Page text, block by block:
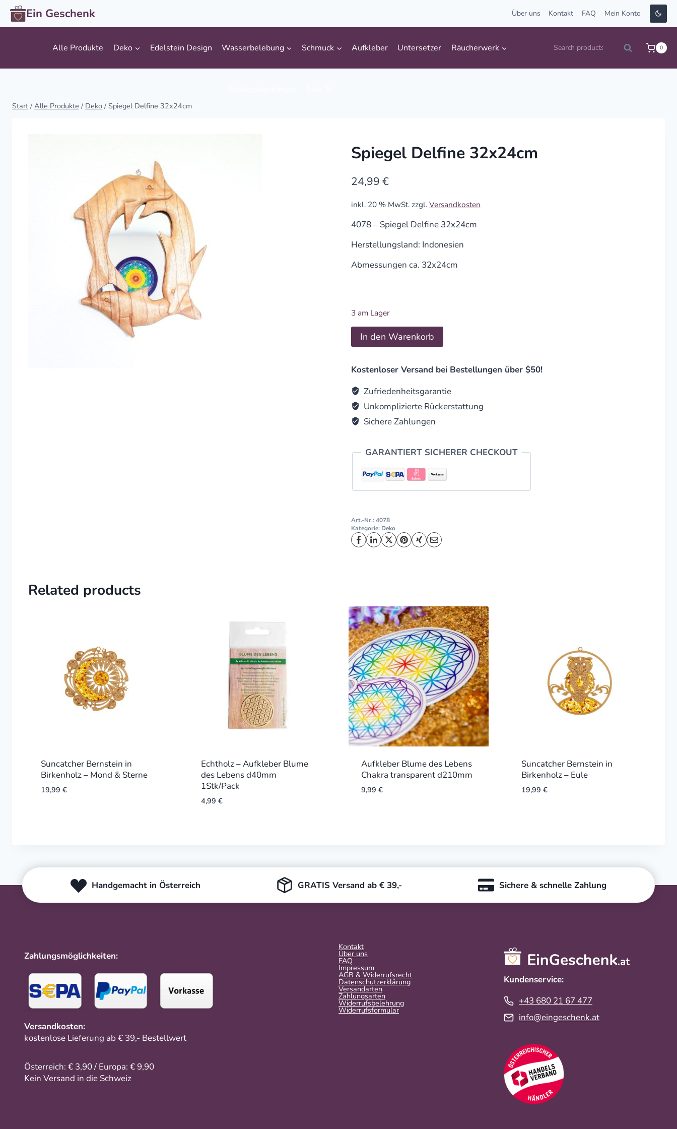
Zum
Inhalt
springen
Ein Geschenk Über uns Kontakt FAQ Mein Konto
Alle Produkte Deko Edelstein Design Wasserbelebung Schmuck Aufkleber Untersetzer Räucherwerk
Suche
Search 0
Start / Alle Produkte / Deko / Spiegel Delfine 32x24cm
Spiegel Delfine 32x24cm
24,99 €
inkl. 20 % MwSt. zzgl. Versandkosten
4078 – Spiegel Delfine 32x24cm
Herstellungsland: Indonesien
Abmessungen ca. 32x24cm
3 am Lager
Spiegel
Delfine
quantity
In den Warenkorb
Kostenloser Versand bei Bestellungen über $50!
Zufriedenheitsgarantie
Unkomplizierte Rückerstattung
Sichere Zahlungen
GARANTIERT SICHERER CHECKOUT
Art.-Nr.:4078
Kategorie: Deko
Related products
Suncatcher Bernstein in
Birkenholz – Mond & Sterne
19,99 €
Echtholz – Aufkleber Blume
des Lebens d40mm
1Stk/Pack
4,99 €
Aufkleber Blume des Lebens
Chakra transparent d210mm
9,99 €
Suncatcher Bernstein in
Birkenholz – Eule
19,99 €
Handgemacht in Österreich GRATIS Versand ab € 39,- Sichere & schnelle Zahlung
Zahlungsmöglichkeiten:
Versandkosten:
kostenlose Lieferung ab € 39,- Bestellwert
Österreich: € 3,90 / Europa: € 9,90
Kein Versand in die Schweiz
Kontakt
Über uns
FAQ
Impressum
AGB & Widerrufsrecht
Datenschutzerklärung
Versandarten
Zahlungsarten
Widerrufsbelehrung
Widerrufs­formular
Kundenservice:
+43 680 21 67 477
info@eingeschenk.at